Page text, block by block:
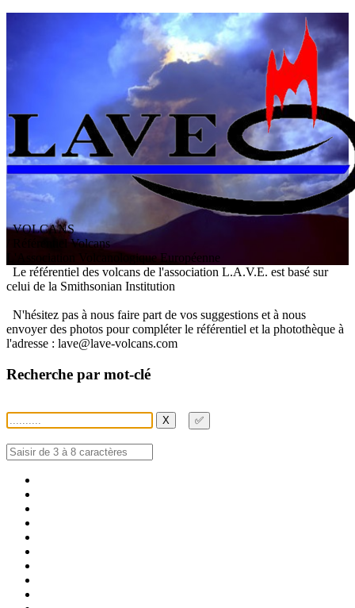
VOLCANS
/ Référentiel Volcans
ssociation V olcanologiqueEuropéenne
Le référentiel des volcans de l'association L.A.V.E. est basé sur
celui de la Smithsonian Institution
N'hésitez pas à nous faire part de vos suggestions et à nous
envoyer des photos pour compléter le référentiel et la photothèque à
l'adresse : lave@lave-volcans.com
Recherche par mot-clé
X ✅